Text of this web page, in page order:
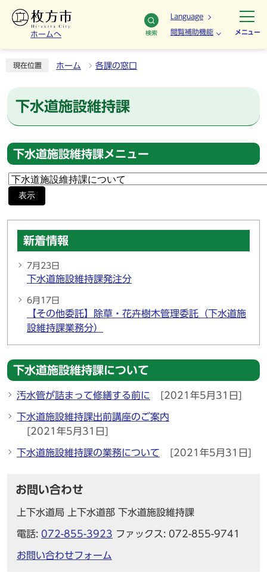
ホームへ 検索
Language
閲覧補助機能 メニュー
現在位置 ホーム 各課の窓口
下水道施設維持課
下水道施設維持課メニュー
表示
新着情報
7月23日
下水道施設維持課発注分
6月17日
【その他委託】除草・花卉樹木管理委託（下水道施
設維持課業務分）
下水道施設維持課について
汚水管が詰まって修繕する前に [2021年5月31日]
下水道施設維持課出前講座のご案内
[2021年5月31日]
下水道施設維持課の業務について [2021年5月31日]
お問い合わせ
上下水道局 上下水道部 下水道施設維持課
電話: 072-855-3923 ファックス: 072-855-9741
お問い合わせフォーム